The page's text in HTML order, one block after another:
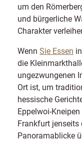
um den
und bürgerliche
Charakter
Wenn Sie Essen
die
ungezwungenen
Ort ist, um
hessische
Eppelwoi-
Frankfurt jenseits
Panoramablicke